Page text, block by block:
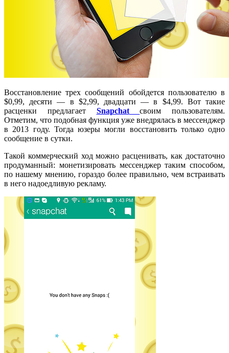
Восстановление трех сообщений обойдется пользователю в
$0,99, десяти — в $2,99, двадцати — в $4,99. Вот такие
расценки предлагает Snapchat
своим пользователям.
Отметим, что подобная функция уже внедрялась в мессенджер
в 2013 году. Тогда юзеры могли восстановить только одно
сообщение в сутки.
Такой коммерческий ход можно расценивать, как достаточно
продуманный: монетизировать мессенджер таким способом,
по нашему мнению, гораздо более правильно, чем встраивать
в него надоедливую рекламу.